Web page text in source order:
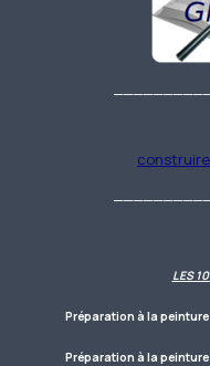
LES
Préparation à la
Préparation à la peinture